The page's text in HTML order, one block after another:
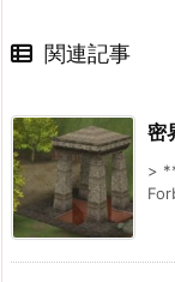
関連記事
密
>